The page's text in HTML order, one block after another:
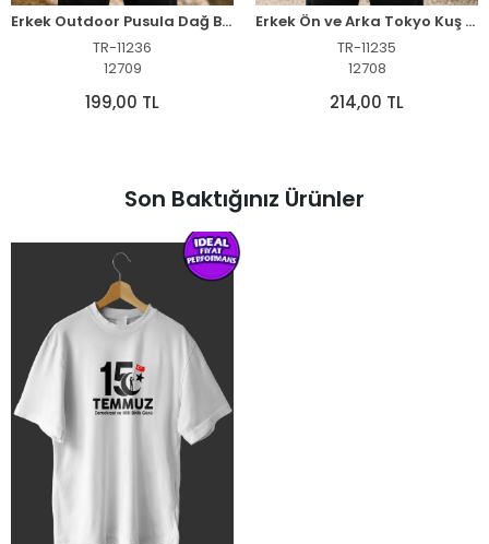
Erkek Outdoor Pusula Dağ Baskılı Kısa Kollu Oversize T-Shirt - Siyah
TR-11236
12709
199,00 TL
Erkek Ön ve Arka Tokyo Kuş Çiçek Baskılı Oversize T-Shirt - Ekru
TR-11235
12708
214,00 TL
Son Baktığınız Ürünler